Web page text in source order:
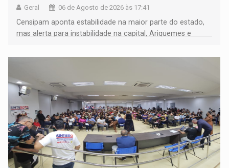
Geral 06 de Agosto de 2026 às 17:41
Censipam aponta estabilidade na maior parte do estado,
mas alerta para instabilidade na capital, Ariquemes e